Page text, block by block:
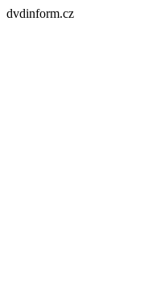
dvdinform.cz